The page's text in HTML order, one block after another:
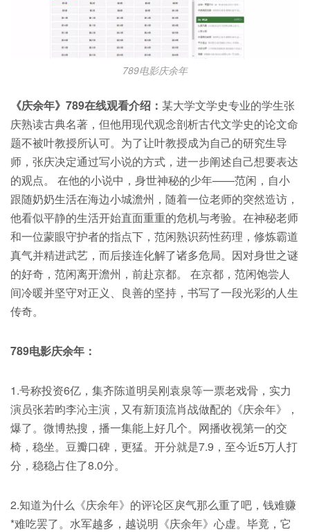
789电影庆余年
《庆余年》789在线观看介绍： 某大学文学史专业的学生张
庆熟读古典名著，但他用现代观念剖析古代文学史的论文命
题不被叶教授所认可。为了让叶教授成为自己的研究生导
师，张庆决定通过写小说的方式，进一步阐述自己想要表达
的观点。 在他的小说中，身世神秘的少年——范闲，自小
跟随奶奶生活在海边小城澹州，随着一位老师的突然造访，
他看似平静的生活开始直面重重的危机与考验。在神秘老师
和一位蒙眼守护者的指点下，范闲熟识药性药理，修炼霸道
真气并精进武艺，而后接连化解了诸多危局。因对身世之谜
的好奇，范闲离开澹州，前赴京都。 在京都，范闲饱尝人
间冷暖并坚守对正义、良善的坚持，书写了一段光彩的人生
传奇。
789电影庆余年：
1.号称投资6亿，集齐陈道明吴刚袁泉等一票老戏骨，实力
演员张若昀李沁主演，又有新顶流肖战做配的《庆余年》，
爆了。微博热搜，播一集能上好几个。网播收视第一的交
椅，稳坐。豆瓣口碑，更猛。开分就是7.9，至今近5万人打
分，稳稳占住了8.0分。
2.知道为什么《庆余年》的评论区戾气那么重了吧，钱难赚
*难吃罢了。水军越多，越说明《庆余年》心虚。毕竟，它